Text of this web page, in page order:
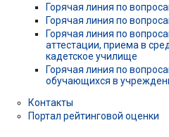
Горячая линия по
Горячая линия по
Горячая линия по
аттестации, приема в
кадетское училище
Горячая линия по
обучающихся в
Контакты
Портал рейтинговой оценки